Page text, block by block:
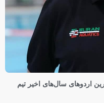
اردوهای سال‌های اخیر تیم